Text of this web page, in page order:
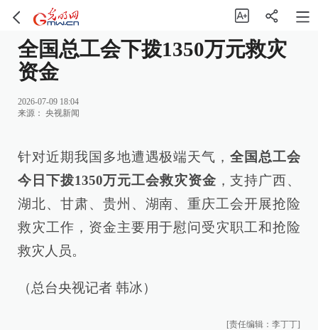
全国总工会下拨1350万元救灾
资金
2026-07-09 18:04
来源： 央视新闻
针对近期我国多地遭遇极端天气，全国总工会
今日下拨1350万元工会救灾资金 ，支持广西、
湖北、甘肃、贵州、湖南、重庆工会开展抢险
救灾工作，资金主要用于慰问受灾职工和抢险
救灾人员。
（总台央视记者 韩冰）
[责任编辑：李丁丁]